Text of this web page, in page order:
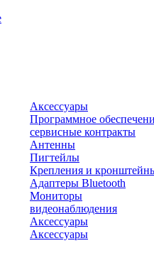
Аксессуары
Программное
сервисные контракты
Антенны
Пигтейлы
Крепления и
Адаптеры Bluetooth
Мониторы
видеонаблюдения
Аксессуары
Аксессуары